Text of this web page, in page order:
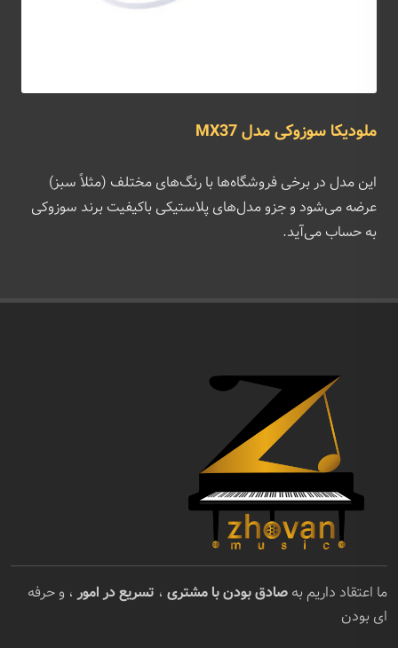
ملودیکا سوزوکی مدل MX37
این مدل در برخی فروشگاه‌ها با رنگ‌های مختلف (مثلاً سبز)
عرضه می‌شود و جزو مدل‌های پلاستیکی باکیفیت برند سوزوکی
به حساب می‌آید.
ما اعتقاد داریم به صادق بودن با مشتری ، تسریع در امور ، و حرفه
ای بودن